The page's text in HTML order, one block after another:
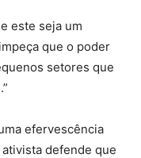
este seja um
que o poder
setores que
efervescência
defende que